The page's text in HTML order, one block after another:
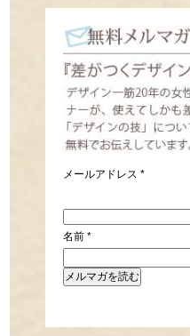
メールアドレス *
名前 *